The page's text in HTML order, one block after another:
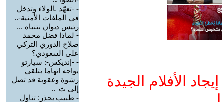
الأفلام الجيدة
- -تعهّد بالولاء وتدخل
في الملفات الأمنية-..
رئيس ديوان نتنياه ...
- لماذا فضل محمد
صلاح الدوري التركي
على السعودي؟
- -إنديكس-: سيارتو
يواجه اتهاما بتلقي
رشوة وعقوبة قد تصل
إلى ث ...
- طبيب يحذر: تناول